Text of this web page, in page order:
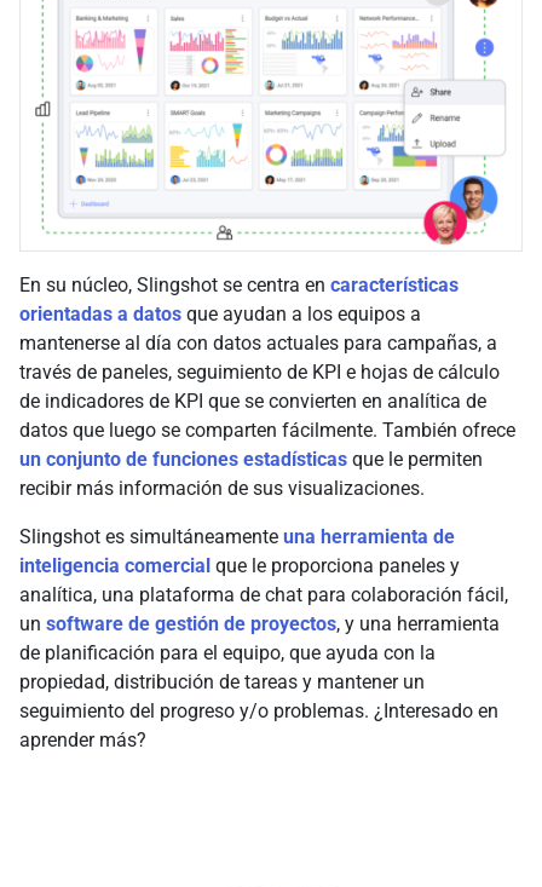
En su núcleo, Slingshot se centra en características
orientadas a datos que ayudan a los equipos a
mantenerse al día con datos actuales para campañas, a
través de paneles, seguimiento de KPI e hojas de cálculo
de indicadores de KPI que se convierten en analítica de
datos que luego se comparten fácilmente. También ofrece
un conjunto de funciones estadísticas que le permiten
recibir más información de sus visualizaciones.
Slingshot es simultáneamente una herramienta de
inteligencia comercial que le proporciona paneles y
analítica, una plataforma de chat para colaboración fácil,
un software de gestión de proyectos, y una herramienta
de planificación para el equipo, que ayuda con la
propiedad, distribución de tareas y mantener un
seguimiento del progreso y/o problemas. ¿Interesado en
aprender más?